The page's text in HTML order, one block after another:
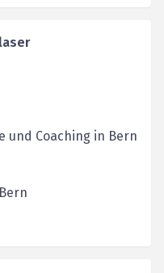
und Coaching in Bern
Bern